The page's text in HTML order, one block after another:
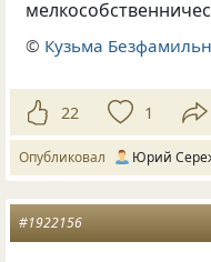
© Кузьма
22 1
Опубликовал Юрий
#1922156